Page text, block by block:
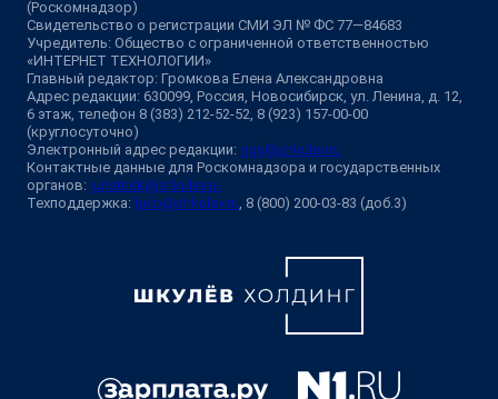
(Роскомнадзор)
Свидетельство о регистрации СМИ ЭЛ № ФС 77—84683
Учредитель: Общество с ограниченной ответственностью
«ИНТЕРНЕТ ТЕХНОЛОГИИ»
Главный редактор: Громкова Елена Александровна
Адрес редакции: 630099, Россия, Новосибирск, ул. Ленина, д. 12,
6 этаж, телефон 8 (383) 212-52-52, 8 (923) 157-00-00
(круглосуточно)
Электронный адрес редакции: ngs@shkulev.ru
Контактные данные для Роскомнадзора и государственных
органов: juristnsk@shkulev.ru
Техподдержка: help@shkulev.ru, 8 (800) 200-03-83 (доб.3)